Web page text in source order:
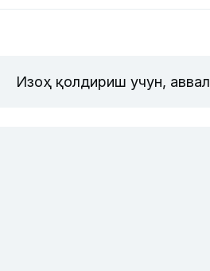
Изоҳ қолдириш учун, аввал